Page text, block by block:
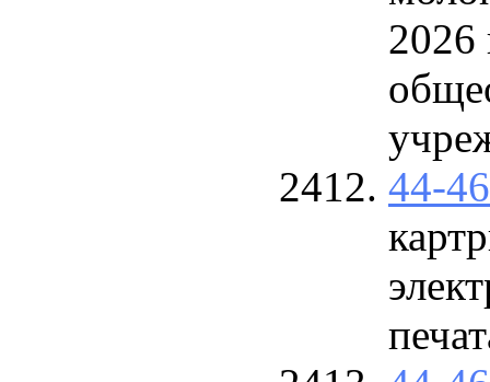
2026
44-